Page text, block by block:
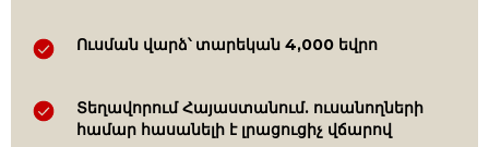
Ուսման վարձ՝ տարեկան 4,000 եվրո
Տեղավորում Հայաստանում. ուսանողների
համար հասանելի է լրացուցիչ վճարով